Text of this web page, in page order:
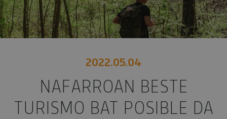
2022.05.04
NAFARROAN BESTE
TURISMO BAT POSIBLE DA